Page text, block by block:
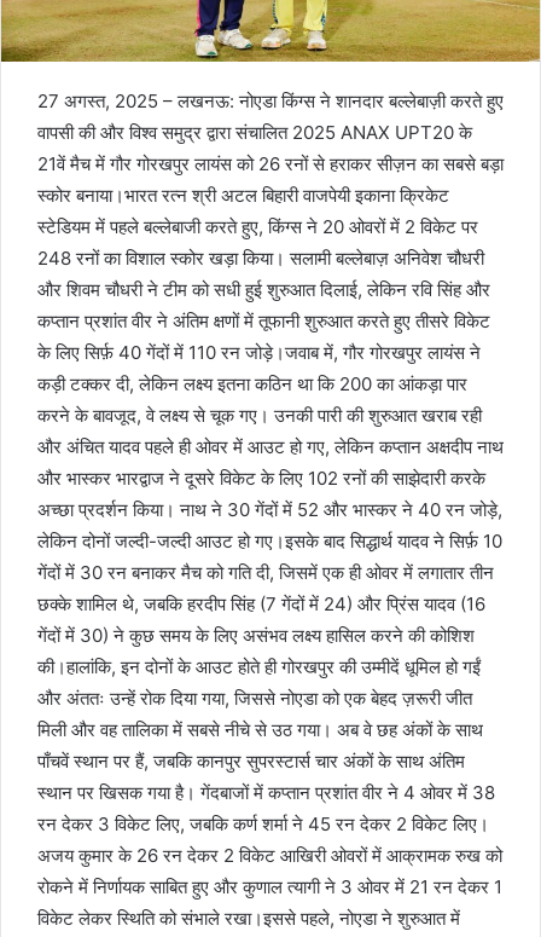
27 अगस्त, 2025 – लखनऊ: नोएडा किंग्स ने शानदार बल्लेबाज़ी करते हुए
वापसी की और विश्व समुद्र द्वारा संचालित 2025 ANAX UPT20 के
21वें मैच में गौर गोरखपुर लायंस को 26 रनों से हराकर सीज़न का सबसे बड़ा
स्कोर बनाया।भारत रत्न श्री अटल बिहारी वाजपेयी इकाना क्रिकेट
स्टेडियम में पहले बल्लेबाजी करते हुए, किंग्स ने 20 ओवरों में 2 विकेट पर
248 रनों का विशाल स्कोर खड़ा किया। सलामी बल्लेबाज़ अनिवेश चौधरी
और शिवम चौधरी ने टीम को सधी हुई शुरुआत दिलाई, लेकिन रवि सिंह और
कप्तान प्रशांत वीर ने अंतिम क्षणों में तूफानी शुरुआत करते हुए तीसरे विकेट
के लिए सिर्फ़ 40 गेंदों में 110 रन जोड़े।जवाब में, गौर गोरखपुर लायंस ने
कड़ी टक्कर दी, लेकिन लक्ष्य इतना कठिन था कि 200 का आंकड़ा पार
करने के बावजूद, वे लक्ष्य से चूक गए। उनकी पारी की शुरुआत खराब रही
और अंचित यादव पहले ही ओवर में आउट हो गए, लेकिन कप्तान अक्षदीप नाथ
और भास्कर भारद्वाज ने दूसरे विकेट के लिए 102 रनों की साझेदारी करके
अच्छा प्रदर्शन किया। नाथ ने 30 गेंदों में 52 और भास्कर ने 40 रन जोड़े,
लेकिन दोनों जल्दी-जल्दी आउट हो गए।इसके बाद सिद्धार्थ यादव ने सिर्फ़ 10
गेंदों में 30 रन बनाकर मैच को गति दी, जिसमें एक ही ओवर में लगातार तीन
छक्के शामिल थे, जबकि हरदीप सिंह (7 गेंदों में 24) और प्रिंस यादव (16
गेंदों में 30) ने कुछ समय के लिए असंभव लक्ष्य हासिल करने की कोशिश
की।हालांकि, इन दोनों के आउट होते ही गोरखपुर की उम्मीदें धूमिल हो गईं
और अंततः उन्हें रोक दिया गया, जिससे नोएडा को एक बेहद ज़रूरी जीत
मिली और वह तालिका में सबसे नीचे से उठ गया। अब वे छह अंकों के साथ
पाँचवें स्थान पर हैं, जबकि कानपुर सुपरस्टार्स चार अंकों के साथ अंतिम
स्थान पर खिसक गया है। गेंदबाजों में कप्तान प्रशांत वीर ने 4 ओवर में 38
रन देकर 3 विकेट लिए, जबकि कर्ण शर्मा ने 45 रन देकर 2 विकेट लिए।
अजय कुमार के 26 रन देकर 2 विकेट आखिरी ओवरों में आक्रामक रुख को
रोकने में निर्णायक साबित हुए और कुणाल त्यागी ने 3 ओवर में 21 रन देकर 1
विकेट लेकर स्थिति को संभाले रखा।इससे पहले, नोएडा ने शुरुआत में